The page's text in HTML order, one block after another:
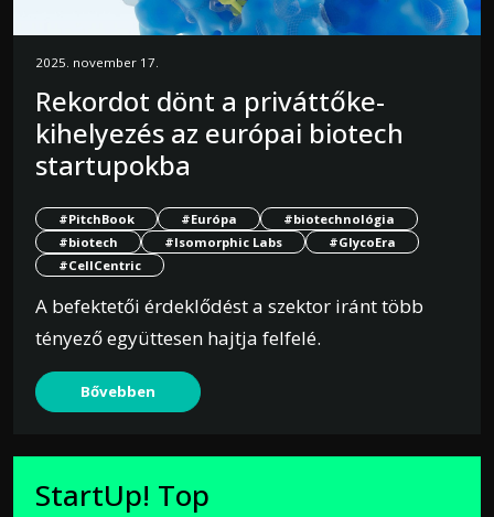
2025. november 17.
Rekordot dönt a priváttőke-
kihelyezés az európai biotech
startupokba
#PitchBook #Európa
#biotechnológia
#biotech
#Isomorphic Labs
#GlycoEra
#CellCentric
A befektetői érdeklődést a szektor iránt több
tényező együttesen hajtja felfelé.
Bővebben
StartUp! Top